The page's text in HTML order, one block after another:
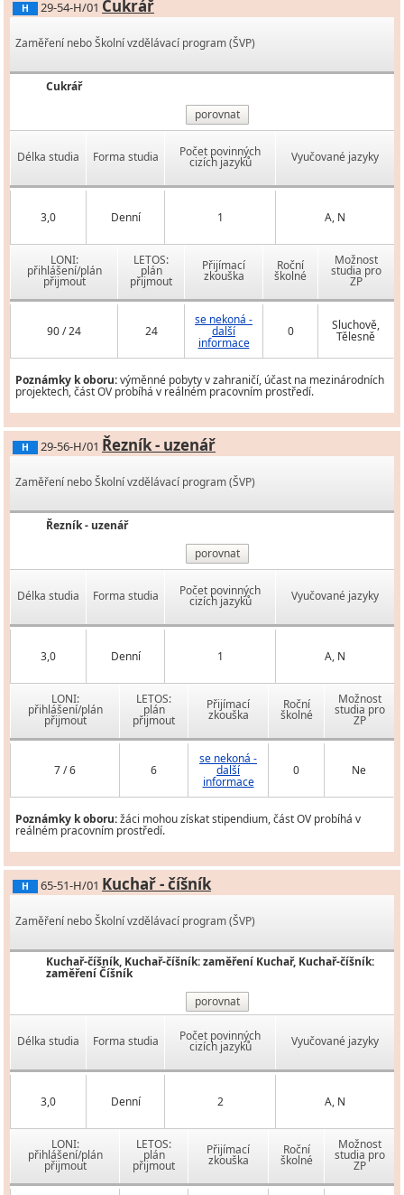
H 29-54-H/01 Cukrář
Zaměření nebo Školní vzdělávací program (ŠVP)
Cukrář
porovnat
Délka studia Forma studia Počet povinných
cizích jazyků Vyučované jazyky
3,0 Denní 1 A, N
LONI:
přihlášení/plán
přijmout
LETOS:
plán
přijmout
Přijímací
zkouška
Roční
školné
Možnost
studia pro
ZP
90 / 24 24
se nekoná -
další
informace
0 Sluchově,
Tělesně
Poznámky k oboru:výměnné pobyty v zahraničí, účast na mezinárodních
projektech, část OV probíhá v reálném pracovním prostředí.
H 29-56-H/01 Řezník - uzenář
Zaměření nebo Školní vzdělávací program (ŠVP)
Řezník - uzenář
porovnat
Délka studia Forma studia Počet povinných
cizích jazyků Vyučované jazyky
3,0 Denní 1 A, N
LONI:
přihlášení/plán
přijmout
LETOS:
plán
přijmout
Přijímací
zkouška
Roční
školné
Možnost
studia pro
ZP
7 / 6 6
se nekoná -
další
informace
0 Ne
Poznámky k oboru:žáci mohou získat stipendium, část OV probíhá v
reálném pracovním prostředí.
H 65-51-H/01 Kuchař - číšník
Zaměření nebo Školní vzdělávací program (ŠVP)
Kuchař-číšník, Kuchař-číšník: zaměření Kuchař, Kuchař-číšník:
zaměření Číšník
porovnat
Délka studia Forma studia Počet povinných
cizích jazyků Vyučované jazyky
3,0 Denní 2 A, N
LONI:
přihlášení/plán
přijmout
LETOS:
plán
přijmout
Přijímací
zkouška
Roční
školné
Možnost
studia pro
ZP